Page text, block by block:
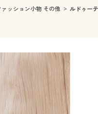
べて
電・雑貨すべて
ッチン・雑貨・日用品
寝具・インテリ
寝具・ベッド
カーテン・ラグ
ァッション小物 その他 ルドゥー